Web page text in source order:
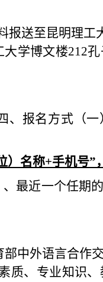
报送至昆明理工
大学博文楼212孔
、报名方式（
）名称+手机号”，
最近一个任期
中外语言合作
质、专业知识